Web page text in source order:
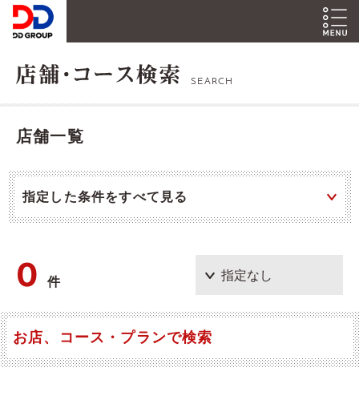
SEARCH
店舗一覧
指定した条件をすべて見る
0件
お店、コース・プランで検索